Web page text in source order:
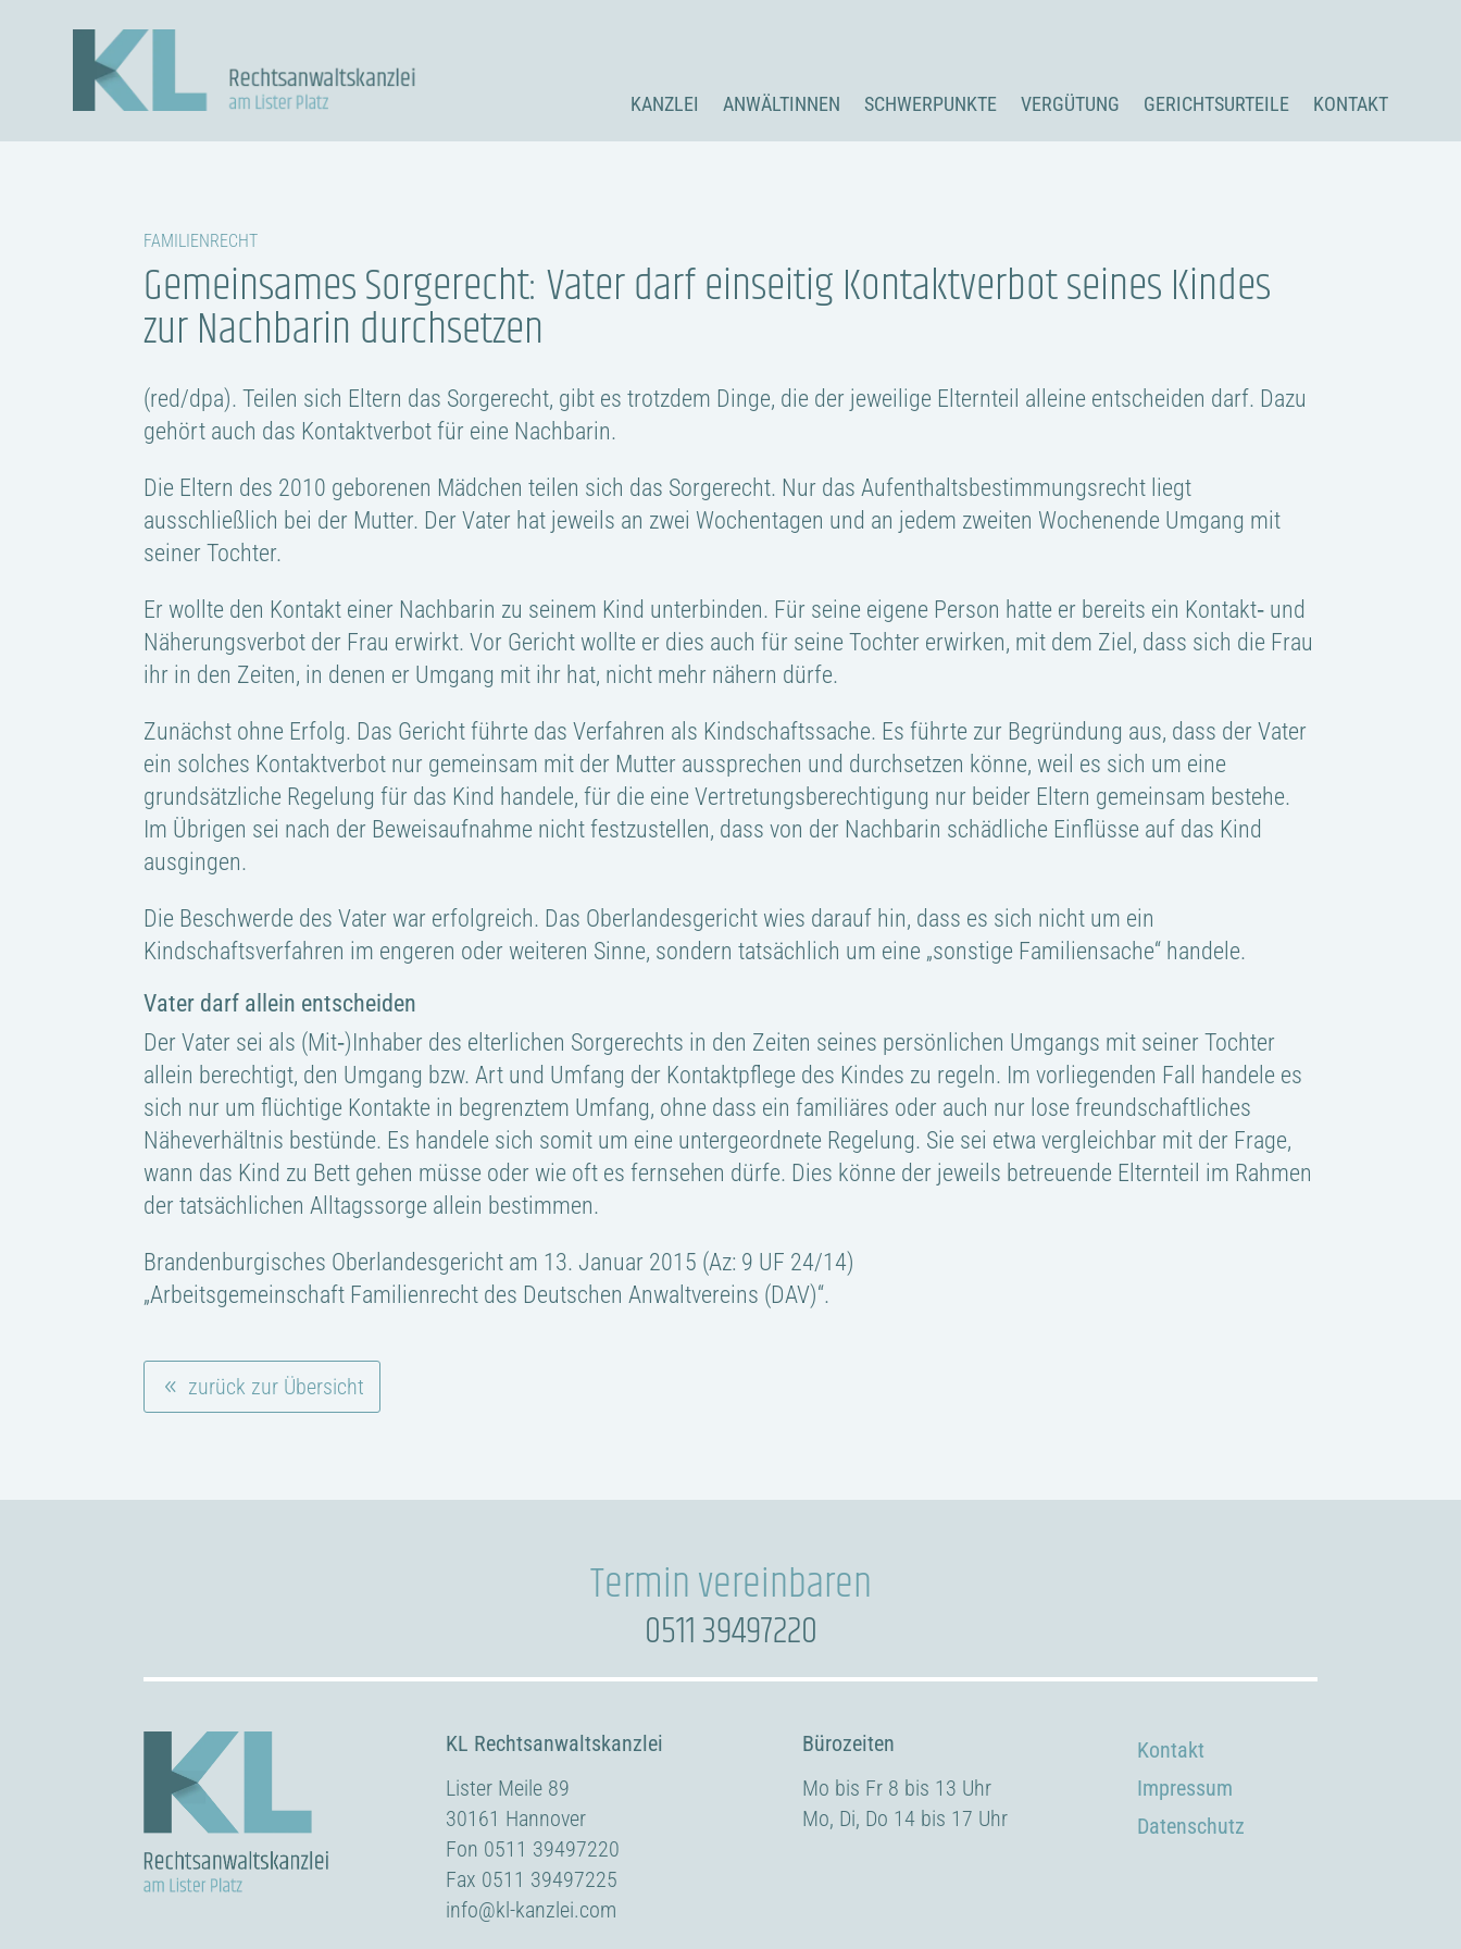
KANZLEI ANWÄLTINNEN SCHWERPUNKTE VERGÜTUNG GERICHTSURTEILE KONTAKT
FAMILIENRECHT
Gemeinsames Sorgerecht: Vater darf einseitig Kontaktverbot seines Kindes
zur Nachbarin durchsetzen
(red/dpa). Teilen sich Eltern das Sorgerecht, gibt es trotzdem Dinge, die der jeweilige Elternteil alleine entscheiden darf. Dazu
gehört auch das Kontaktverbot für eine Nachbarin.
Die Eltern des 2010 geborenen Mädchen teilen sich das Sorgerecht. Nur das Aufenthaltsbestimmungsrecht liegt
ausschließlich bei der Mutter. Der Vater hat jeweils an zwei Wochentagen und an jedem zweiten Wochenende Umgang mit
seiner Tochter.
Er wollte den Kontakt einer Nachbarin zu seinem Kind unterbinden. Für seine eigene Person hatte er bereits ein Kontakt‑ und
Näherungsverbot der Frau erwirkt. Vor Gericht wollte er dies auch für seine Tochter erwirken, mit dem Ziel, dass sich die Frau
ihr in den Zeiten, in denen er Umgang mit ihr hat, nicht mehr nähern dürfe.
Zunächst ohne Erfolg. Das Gericht führte das Verfahren als Kindschaftssache. Es führte zur Begründung aus, dass der Vater
ein solches Kontaktverbot nur gemeinsam mit der Mutter aussprechen und durchsetzen könne, weil es sich um eine
grundsätzliche Regelung für das Kind handele, für die eine Vertretungsberechtigung nur beider Eltern gemeinsam bestehe.
Im Übrigen sei nach der Beweisaufnahme nicht festzustellen, dass von der Nachbarin schädliche Einflüsse auf das Kind
ausgingen.
Die Beschwerde des Vater war erfolgreich. Das Oberlandesgericht wies darauf hin, dass es sich nicht um ein
Kindschaftsverfahren im engeren oder weiteren Sinne, sondern tatsächlich um eine „sonstige Familiensache“ handele.
Vater darf allein entscheiden
Der Vater sei als (Mit‑)Inhaber des elterlichen Sorgerechts in den Zeiten seines persönlichen Umgangs mit seiner Tochter
allein berechtigt, den Umgang bzw. Art und Umfang der Kontaktpflege des Kindes zu regeln. Im vorliegenden Fall handele es
sich nur um flüchtige Kontakte in begrenztem Umfang, ohne dass ein familiäres oder auch nur lose freundschaftliches
Näheverhältnis bestünde. Es handele sich somit um eine untergeordnete Regelung. Sie sei etwa vergleichbar mit der Frage,
wann das Kind zu Bett gehen müsse oder wie oft es fernsehen dürfe. Dies könne der jeweils betreuende Elternteil im Rahmen
der tatsächlichen Alltagssorge allein bestimmen.
Brandenburgisches Oberlandesgericht am 13. Januar 2015 (Az: 9 UF 24/14)
„Arbeitsgemeinschaft Familienrecht des Deutschen Anwaltvereins (DAV)“.
zurück zur Übersicht
Termin vereinbaren
0511 39497220
KL Rechtsanwaltskanzlei
Lister Meile 89
30161 Hannover
Fon 0511 39497220
Fax 0511 39497225
info@kl-kanzlei.com
Bürozeiten
Mo bis Fr 8 bis 13 Uhr
Mo, Di, Do 14 bis 17 Uhr
Kontakt
Impressum
Datenschutz